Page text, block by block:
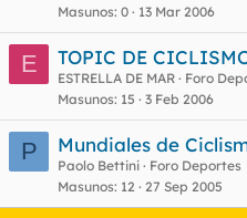
Masunos 0 13 Mar 2006
E TOPIC DE
ESTRELLA DE MAR
Foro
Masunos 15 3 Feb 2006
P Mundiales de
Paolo Bettini
Foro Deportes
Masunos 12 27 Sep 2005